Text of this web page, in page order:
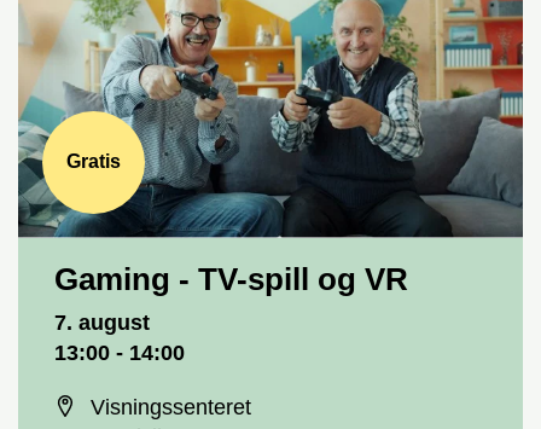
Gratis
Gaming - TV-spill og VR
7. august
13:00 - 14:00
Visningssenteret